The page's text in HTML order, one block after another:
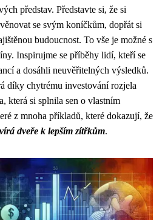
představ. Představte si, že si
se svým koníčkům, dopřát si
budoucnost. To vše je možné s
Inspirujme se příběhy lidí, kteří se
a dosáhli neuvěřitelných výsledků.
díky chytrému investování rozjela
která si splnila sen o vlastním
z mnoha příkladů, které dokazují, že
dveře k lepším zítřkům.